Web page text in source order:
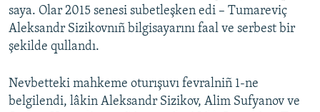
saya. Olar 2015 senesi subetleşken edi – Tumareviç
Aleksandr Sizikovnıñ bilgisayarını faal ve serbest bir
şekilde qullandı.
Nevbetteki mahkeme oturışuvı fevralniñ 1-ne
belgilendi, lâkin Aleksandr Sizikov, Alim Sufyanov ve